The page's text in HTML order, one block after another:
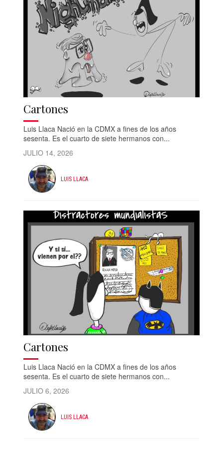
Cartones
Luis Llaca Nació en la CDMX a fines de los años
sesenta. Es el cuarto de siete hermanos con...
JULIO 14, 2026
LUIS LLACA
Cartones
Luis Llaca Nació en la CDMX a fines de los años
sesenta. Es el cuarto de siete hermanos con...
JULIO 6, 2026
LUIS LLACA